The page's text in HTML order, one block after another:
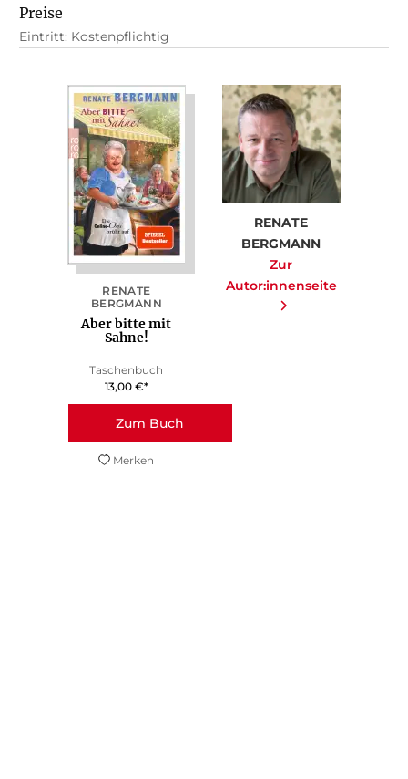
Preise
Eintritt: Kostenpflichtig
We need your consent to load the
Google Maps service!
This content is not permitted to load due to
trackers that are not disclosed to the visitor.
The website owner needs to setup the site
with their CMP to add this content to the list
of technologies used.
Powered by
Usercentrics Consent Management
Platform
RENATE
BERGMANN
Aber bitte mit
Sahne!
Taschenbuch
13,00 €*
Zum Buch
Merken
RENATE
BERGMANN
Zur
Autor:innenseite